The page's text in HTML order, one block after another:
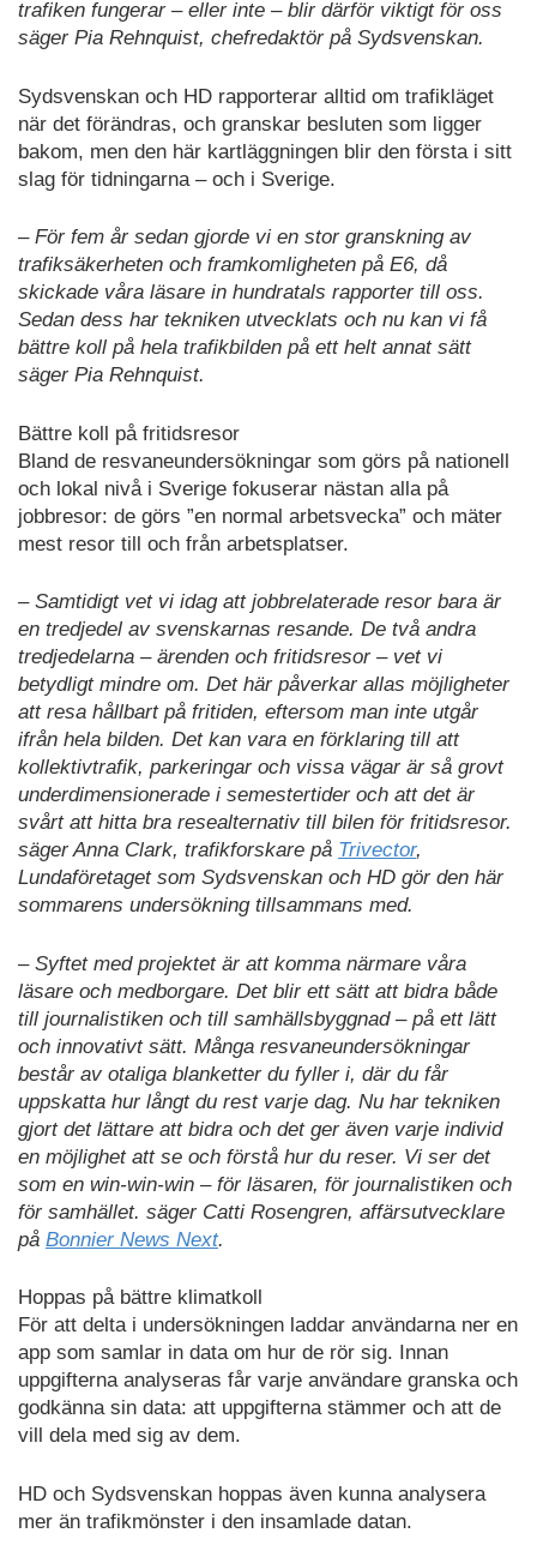
trafiken fungerar – eller inte – blir därför viktigt för oss
säger Pia Rehnquist, chefredaktör på Sydsvenskan.
Sydsvenskan och HD rapporterar alltid om trafikläget
när det förändras, och granskar besluten som ligger
bakom, men den här kartläggningen blir den första i sitt
slag för tidningarna – och i Sverige.
– För fem år sedan gjorde vi en stor granskning av
trafiksäkerheten och framkomligheten på E6, då
skickade våra läsare in hundratals rapporter till oss.
Sedan dess har tekniken utvecklats och nu kan vi få
bättre koll på hela trafikbilden på ett helt annat sätt
säger Pia Rehnquist.
Bättre koll på fritidsresor
Bland de resvaneundersökningar som görs på nationell
och lokal nivå i Sverige fokuserar nästan alla på
jobbresor: de görs ”en normal arbetsvecka” och mäter
mest resor till och från arbetsplatser.
– Samtidigt vet vi idag att jobbrelaterade resor bara är
en tredjedel av svenskarnas resande. De två andra
tredjedelarna – ärenden och fritidsresor – vet vi
betydligt mindre om. Det här påverkar allas möjligheter
att resa hållbart på fritiden, eftersom man inte utgår
ifrån hela bilden. Det kan vara en förklaring till att
kollektivtrafik, parkeringar och vissa vägar är så grovt
underdimensionerade i semestertider och att det är
svårt att hitta bra resealternativ till bilen för fritidsresor.
säger Anna Clark, trafikforskare på Trivector,
Lundaföretaget som Sydsvenskan och HD gör den här
sommarens undersökning tillsammans med.
– Syftet med projektet är att komma närmare våra
läsare och medborgare. Det blir ett sätt att bidra både
till journalistiken och till samhällsbyggnad – på ett lätt
och innovativt sätt. Många resvaneundersökningar
består av otaliga blanketter du fyller i, där du får
uppskatta hur långt du rest varje dag. Nu har tekniken
gjort det lättare att bidra och det ger även varje individ
en möjlighet att se och förstå hur du reser. Vi ser det
som en win-win-win – för läsaren, för journalistiken och
för samhället. säger Catti Rosengren, affärsutvecklare
på Bonnier News Next.
Hoppas på bättre klimatkoll
För att delta i undersökningen laddar användarna ner en
app som samlar in data om hur de rör sig. Innan
uppgifterna analyseras får varje användare granska och
godkänna sin data: att uppgifterna stämmer och att de
vill dela med sig av dem.
HD och Sydsvenskan hoppas även kunna analysera
mer än trafikmönster i den insamlade datan.